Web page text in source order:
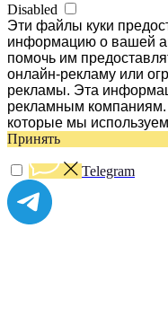
Disabled
Эти файлы куки
информацию о вашей
помочь им
онлайн-рекламу или
рекламы. Эта
рекламным
которые мы
Принять
Telegram